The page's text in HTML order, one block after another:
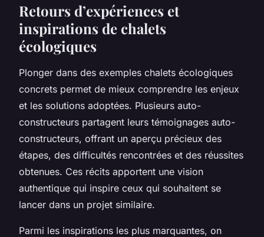
Retours d’expériences et
inspirations de chalets
écologiques
Plonger dans des exemples chalets écologiques
concrets permet de mieux comprendre les enjeux
et les solutions adoptées. Plusieurs auto-
constructeurs partagent leurs témoignages auto-
constructeurs, offrant un aperçu précieux des
étapes, des difficultés rencontrées et des réussites
obtenues. Ces récits apportent une vision
authentique qui inspire ceux qui souhaitent se
lancer dans un projet similaire.
Parmi les inspirations les plus marquantes, on